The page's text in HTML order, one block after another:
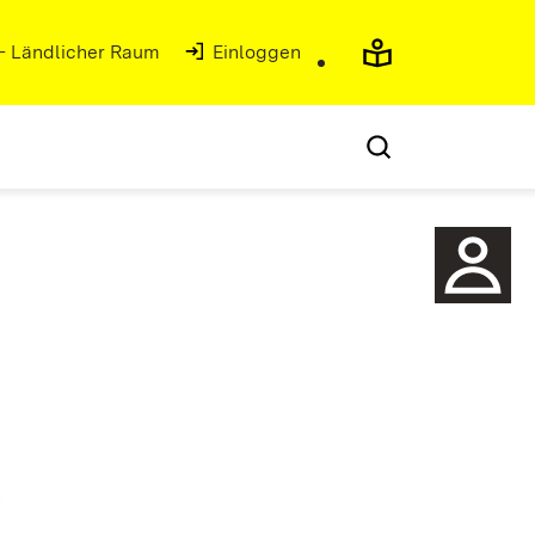
Ländlicher Raum (Öffnet in neuem Fenster)
Einloggen